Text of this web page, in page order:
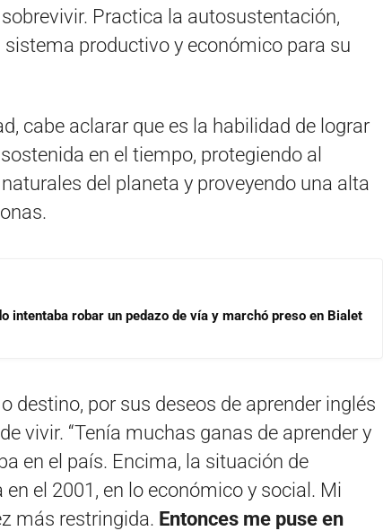
Practica la autosustentación,
productivo y económico para su
cabe aclarar que es la habilidad de lograr
en el tiempo, protegiendo al
del planeta y proveyendo una alta
intentaba robar un pedazo de vía y marchó preso en Bialet
destino, por sus deseos de aprender inglés
vivir. “Tenía muchas ganas de aprender y
en el país. Encima, la situación de
el 2001, en lo económico y social. Mi
más restringida. Entonces me puse en